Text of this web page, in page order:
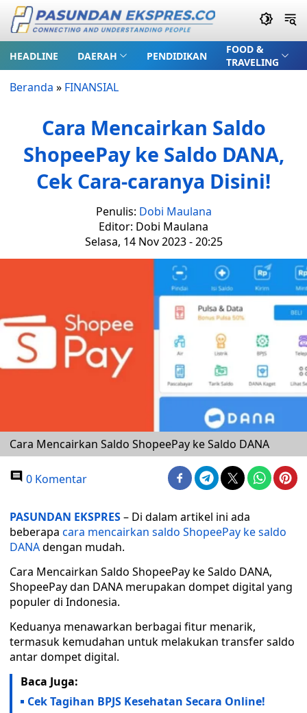
HEADLINE DAERAH PENDIDIKAN
FOOD &
TRAVELING
Beranda » FINANSIAL
Cara Mencairkan Saldo
ShopeePay ke Saldo DANA,
Cek Cara-caranya Disini!
Penulis: Dobi Maulana
Editor: Dobi Maulana
Selasa, 14 Nov 2023 - 20:25
Cara Mencairkan Saldo ShopeePay ke Saldo DANA
0 Komentar
PASUNDAN EKSPRES– Di dalam artikel ini ada
beberapa cara mencairkan saldo ShopeePay ke saldo
DANAdengan mudah.
Cara Mencairkan Saldo ShopeePay ke Saldo DANA,
ShopeePay dan DANA merupakan dompet digital yang
populer di Indonesia.
Keduanya menawarkan berbagai fitur menarik,
termasuk kemudahan untuk melakukan transfer saldo
antar dompet digital.
Baca Juga:
Cek Tagihan BPJS Kesehatan Secara Online!